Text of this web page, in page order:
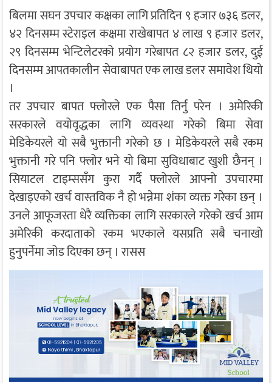
बिलमा सघन उपचार कक्षका लागि प्रतिदिन ९ हजार ७३६ डलर,
४२ दिनसम्म स्टेराइल कक्षमा राखेबापत ४ लाख ९ हजार डलर,
२९ दिनसम्म भेन्टिलेटरको प्रयोग गरेबापत ८२ हजार डलर, दुई
दिनसम्म आपतकालीन सेवाबापत एक लाख डलर समावेश थियो
।
तर उपचार बापत फ्लोरले एक पैसा तिर्नु परेन । अमेरिकी
सरकारले वयोवृद्धका लागि व्यवस्था गरेको बिमा सेवा
मेडिकेयरले यो सबै भुक्तानी गरेको छ । मेडिकेयरले सबै रकम
भुक्तानी गरे पनि फ्लोर भने यो बिमा सुविधाबाट खुशी छैनन् ।
सियाटल टाइम्ससँग कुरा गर्दै फ्लोरले आफ्नो उपचारमा
देखाइएको खर्च वास्तविक नै हो भन्नेमा शंका व्यक्त गरेका छन् ।
उनले आफूजस्ता धेरै व्यक्तिका लागि सरकारले गरेको खर्च आम
अमेरिकी करदाताको रकम भएकाले यसप्रति सबै चनाखो
हुनुपर्नेमा जोड दिएका छन् । रासस